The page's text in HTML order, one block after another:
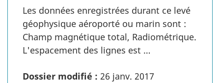
Les données enregistrées durant ce levé
géophysique aéroporté ou marin sont :
Champ magnétique total, Radiométrique.
L'espacement des lignes est …
Dossier modifié : 26 janv. 2017